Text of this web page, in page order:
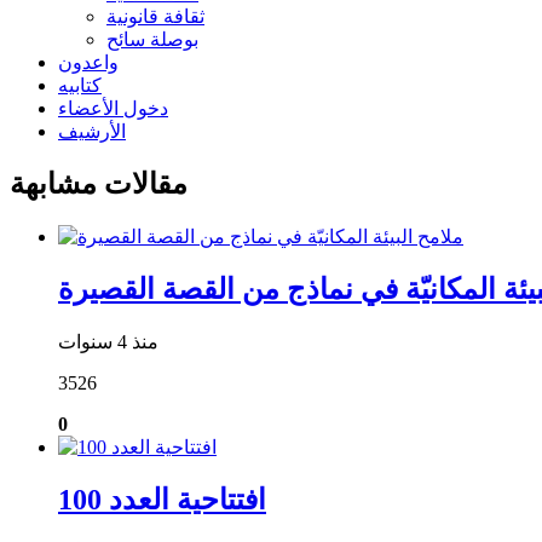
ثقافة قانونية
بوصلة سائح
واعدون
كتابيه
دخول الأعضاء
الأرشيف
مقالات مشابهة
المكانيّة في نماذج من القصة القصيرة
منذ 4 سنوات
3526
0
افتتاحية العدد 100